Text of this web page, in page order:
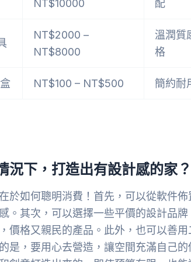
NT$10000 配
NT$2000 –
NT$8000
溫潤質
格
NT$100 – NT$500 簡約耐
況下，打造出有設計感的家？
於如何聰明消費！首先，可以從軟件
。其次，可以選擇一些平價的設計品
價格又親民的產品。此外，也可以善
是，要用心去營造，讓空間充滿自己